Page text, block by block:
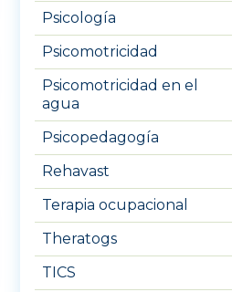
Psicología
Psicomotricidad
Psicomotricidad en el
agua
Psicopedagogía
Rehavast
Terapia ocupacional
Theratogs
TICS